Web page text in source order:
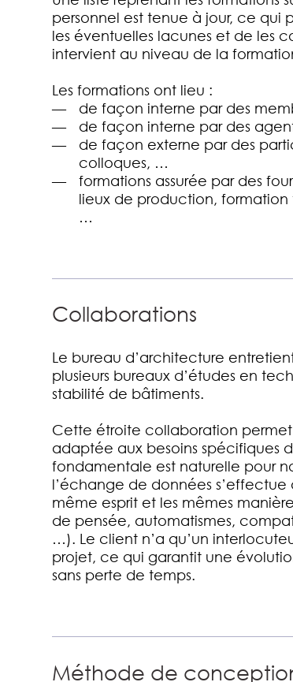
personnel est tenue à jour, ce
les éventuelles lacunes et de les
intervient au niveau de la
Les formations ont lieu :
de façon interne par des
de façon interne par des
de façon externe par des
colloques, …
formations assurée par des
lieux de production,
…
Collaborations
Le bureau d’architecture
plusieurs bureaux d’études en
stabilité de bâtiments.
Cette étroite collaboration
adaptée aux besoins spécifiques
fondamentale est naturelle pour
l’échange de données
même esprit et les mêmes
de pensée, automatismes,
…). Le client n’a qu’un
projet, ce qui garantit une
sans perte de temps.
Méthode de